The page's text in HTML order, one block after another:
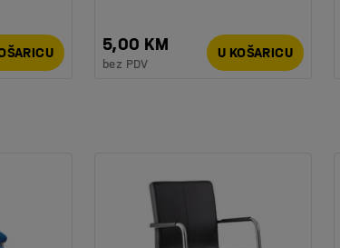
5,00 KM
bez PDV
U KOŠARICU